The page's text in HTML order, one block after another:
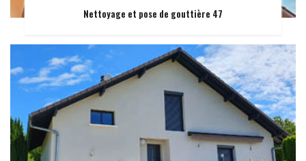
Nettoyage et pose de gouttière 47